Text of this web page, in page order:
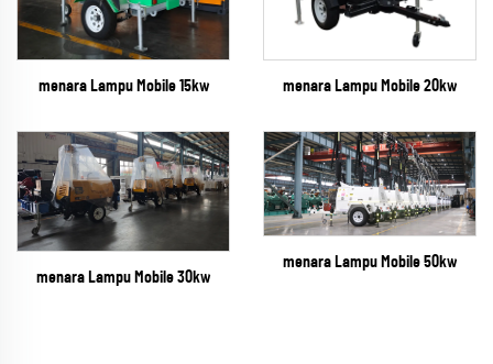
menara Lampu Mobile 15kw menara Lampu Mobile 20kw
menara Lampu Mobile 30kw
menara Lampu Mobile 50kw